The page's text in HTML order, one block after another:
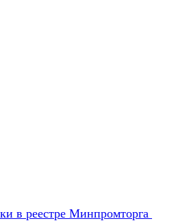
в реестре Минпромторга